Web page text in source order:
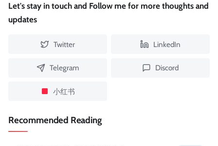
Let's stay in touch and Follow me for more thoughts and
updates
Twitter LinkedIn
Telegram Discord
小红书
Recommended Reading